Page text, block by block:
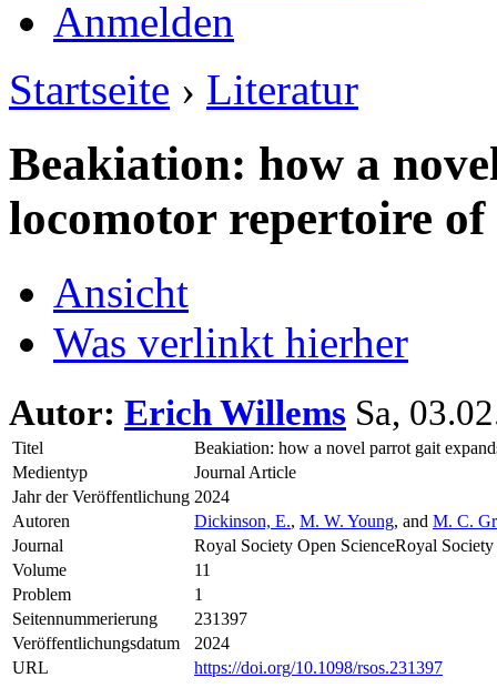
Anmelden
Startseite › Literatur
Beakiation: how a
locomotor repertoire
Ansicht
Was verlinkt hierher
Autor: Erich Willems Sa,
Titel
Beakiation: how a novel parrot gait
Medientyp
Journal Article
Jahr der Veröffentlichung 2024
Autoren
Dickinson, E., M. W. Young, and M. C.
Journal
Royal Society Open ScienceRoyal
Volume
11
Problem
1
Seitennummerierung
231397
Veröffentlichungsdatum
2024
URL
https://doi.org/10.1098/rsos.231397